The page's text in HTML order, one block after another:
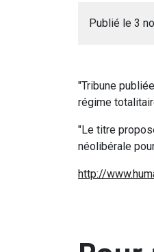
Publié le 3
"Tribune
régime
"Le titre
néolibérale
http://